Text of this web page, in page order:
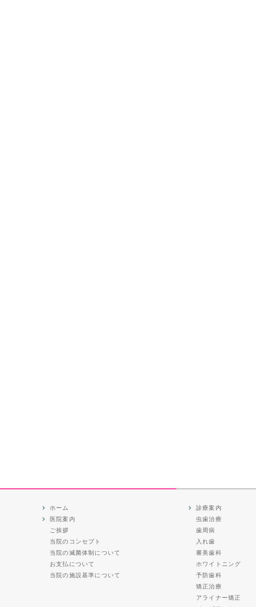
ホーム
医院案内
ご挨拶
当院のコンセプト
当院の滅菌体制について
お支払について
当院の施設基準について
診療案内
虫歯治療
歯周病
入れ歯
審美歯科
ホワイトニング
予防歯科
矯正治療
アライナー矯正